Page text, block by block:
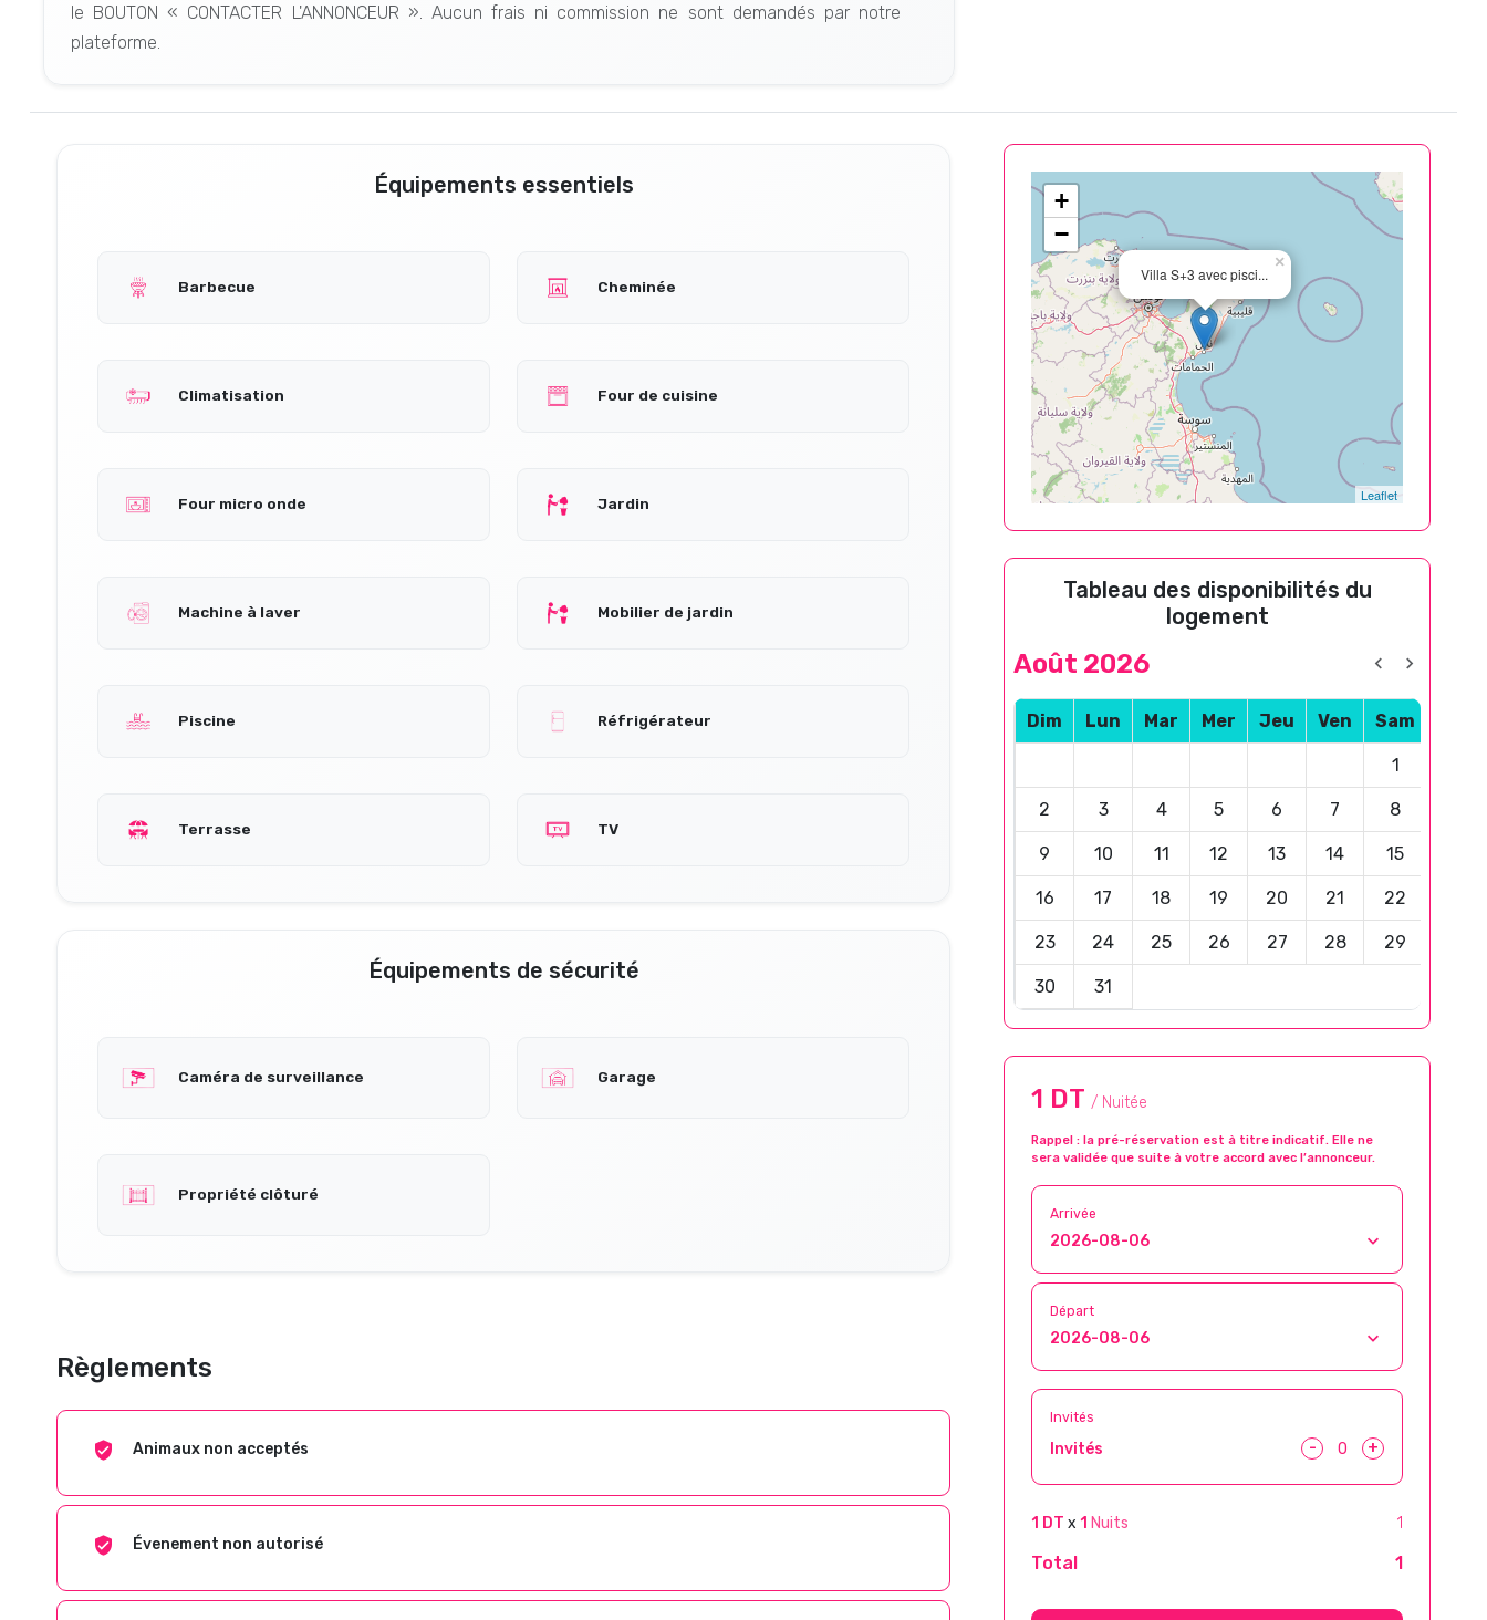
le BOUTON « CONTACTER L'ANNONCEUR ». Aucun frais ni commission ne sont demandés par notre
plateforme.
Équipements essentiels
Barbecue Cheminée
Climatisation Four de cuisine
Four micro onde Jardin
Machine à laver Mobilier de jardin
Piscine Réfrigérateur
Terrasse TV
Équipements de sécurité
Caméra de surveillance Garage
Propriété clôturé
Règlements
Animaux non acceptés
Évenement non autorisé
Villa S+3 avec pisci...
×
+
−
Leaflet
Tableau des disponibilités du
logement
Août 2026
Dim Lun Mar Mer Jeu Ven Sam
1
2 3 4 5 6 7 8
9 10 11 12 13 14 15
16 17 18 19 20 21 22
23 24 25 26 27 28 29
30 31
1 DT / Nuitée
Rappel : la pré-réservation est à titre indicatif. Elle ne
sera validée que suite à votre accord avec l’annonceur.
Arrivée
Départ
Invités
Invités - +
1 DT x 1 Nuits 1
Total 1